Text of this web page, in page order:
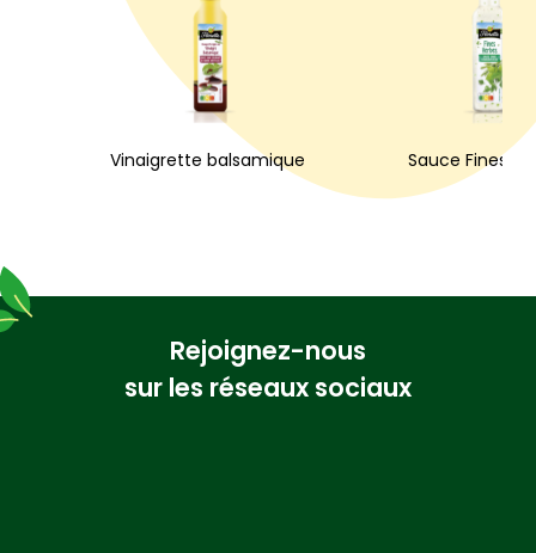
Vinaigrette balsamique Sauce Fines
Rejoignez-nous
sur les réseaux sociaux